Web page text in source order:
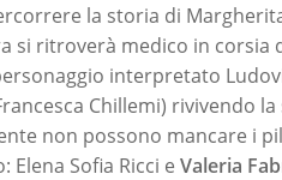
la storia di
si ritroverà medico in corsia
interpretato
Chillemi) rivivendo
non possono mancare i
Elena Sofia Ricci e Valeria